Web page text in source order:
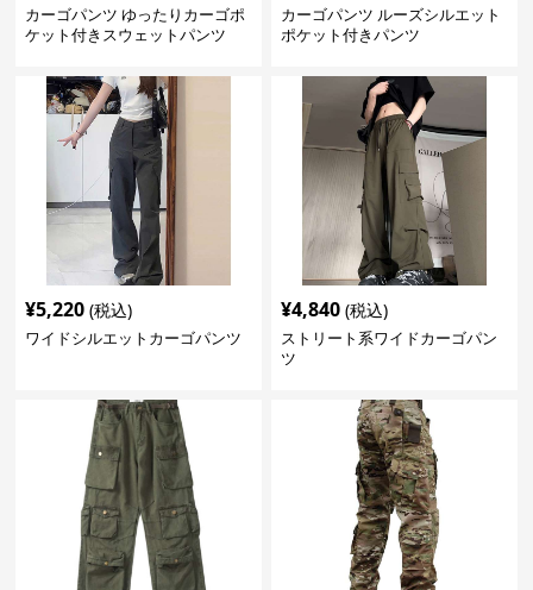
カーゴパンツ ゆったりカーゴポ
ケット付きスウェットパンツ
カーゴパンツ ルーズシルエット
ポケット付きパンツ
¥5,220 (税込)
ワイドシルエットカーゴパンツ
¥4,840 (税込)
ストリート系ワイドカーゴパン
ツ